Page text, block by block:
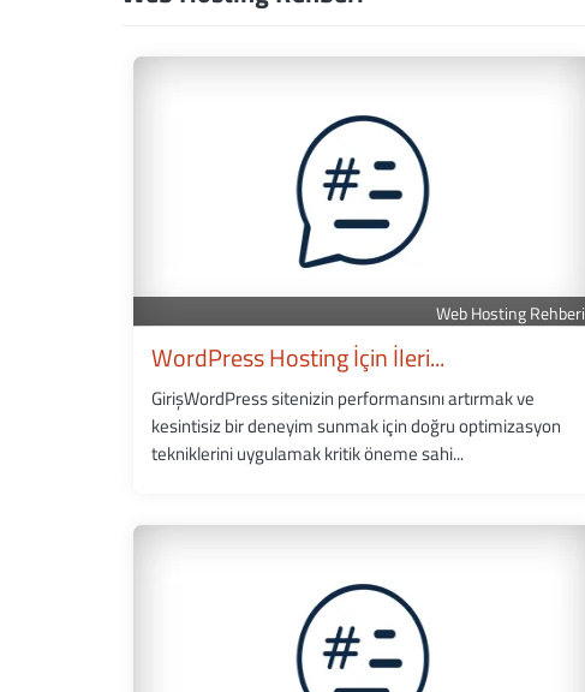
Web Hosting Rehberi
WordPress Hosting İçin İleri...
GirişWordPress sitenizin performansını artırmak ve
kesintisiz bir deneyim sunmak için doğru optimizasyon
tekniklerini uygulamak kritik öneme sahi...